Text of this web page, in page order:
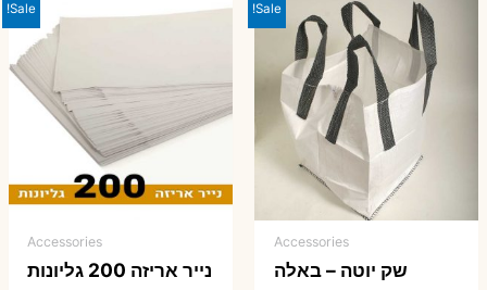
Sale!
Accessories
שק יוטה – באלה
Sale!
Accessories
נייר אריזה 200 גליונות